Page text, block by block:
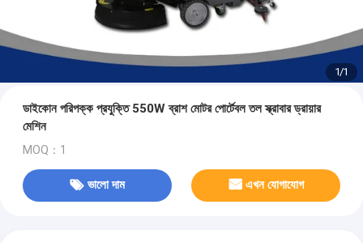
1/1
ডাইকোন পরিপক্ক প্রযুক্তি 550W ব্রাশ মোটর পোর্টেবল তল স্ক্রাবার ড্রায়ার
মেশিন
MOQ：1
ভালো দাম এখন যোগাযোগ